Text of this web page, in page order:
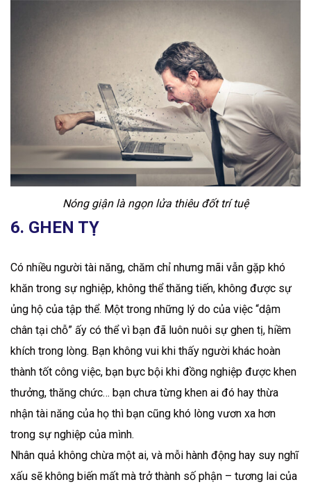
Nóng giận là ngọn lửa thiêu đốt trí tuệ
6. GHEN TỴ
Có nhiều người tài năng, chăm chỉ nhưng mãi vẫn gặp khó
khăn trong sự nghiệp, không thể thăng tiến, không được sự
ủng hộ của tập thể. Một trong những lý do của việc “dậm
chân tại chỗ” ấy có thể vì bạn đã luôn nuôi sự ghen tị, hiềm
khích trong lòng. Bạn không vui khi thấy người khác hoàn
thành tốt công việc, bạn bực bội khi đồng nghiệp được khen
thưởng, thăng chức… bạn chưa từng khen ai đó hay thừa
nhận tài năng của họ thì bạn cũng khó lòng vươn xa hơn
trong sự nghiệp của mình.
Nhân quả không chừa một ai, và mỗi hành động hay suy nghĩ
xấu sẽ không biến mất mà trở thành số phận – tương lai của